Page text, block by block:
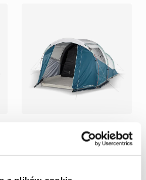
kempingsátor -
Decathlon Veszprém